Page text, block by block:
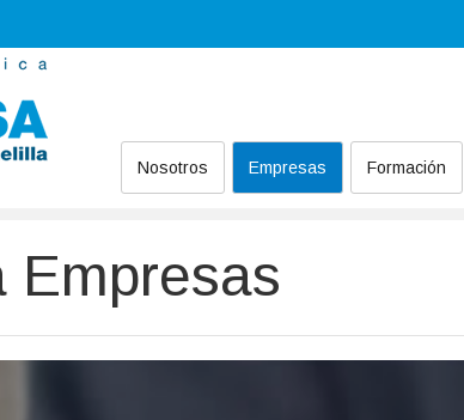
Nosotros Empresas Formación
Empresas